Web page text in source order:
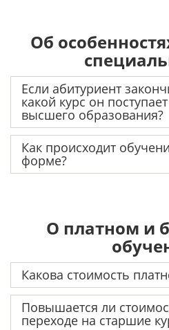
Об
Если абитуриент
какой курс он
высшего образования?
Как происходит
форме?
О платном и
Какова стоимость
Повышается ли
переходе на старшие